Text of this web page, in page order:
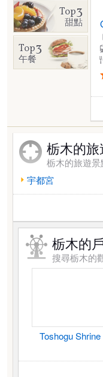
Top3
甜點
Top3
午餐
栃木的
栃木的旅遊景
宇都宮
栃木的
搜尋栃木的
Toshogu Shrine